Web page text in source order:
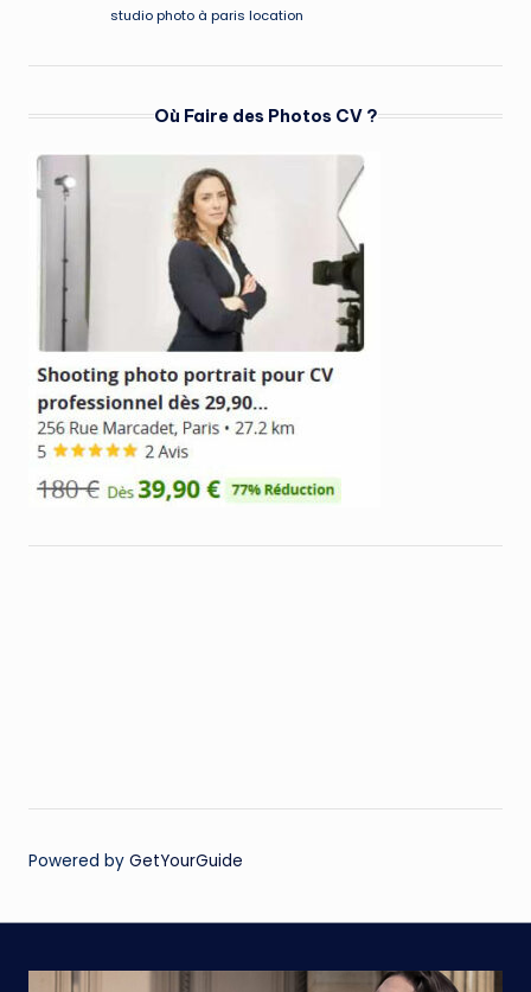
studio photo à paris location
Où Faire des Photos CV ?
Powered by GetYourGuide